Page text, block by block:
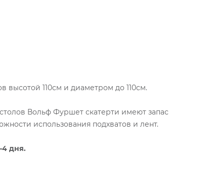
высотой 110см и диаметром до 110см.
Вольф Фуршет скатерти имеют запас
использования подхватов и лент.
дня.